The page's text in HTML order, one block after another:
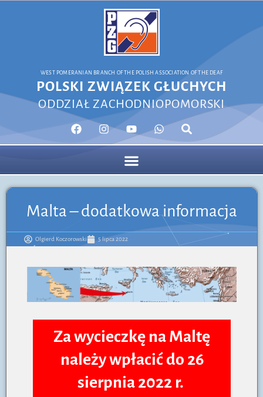
WEST POMERANIAN BRANCH OF THE POLISH ASSOCIATION OF THE DEAF
POLSKI ZWIĄZEK GŁUCHYCH
ODDZIAŁ ZACHODNIOPOMORSKI
Malta – dodatkowa informacja
Olgierd Koczorowski 5 lipca 2022
Za wycieczkę na Maltę
należy wpłacić do 26
sierpnia 2022 r.